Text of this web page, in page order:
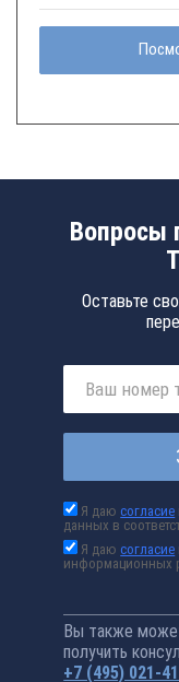
Вопросы
Оставьте
Я даюсогласие
данных в
Я даюсогласие
информационных
Вы также
получить
+7 (495) 021-